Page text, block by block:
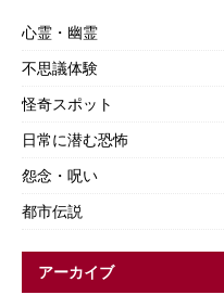
心霊・幽霊
不思議体験
怪奇スポット
日常に潜む恐怖
怨念・呪い
都市伝説
アーカイブ